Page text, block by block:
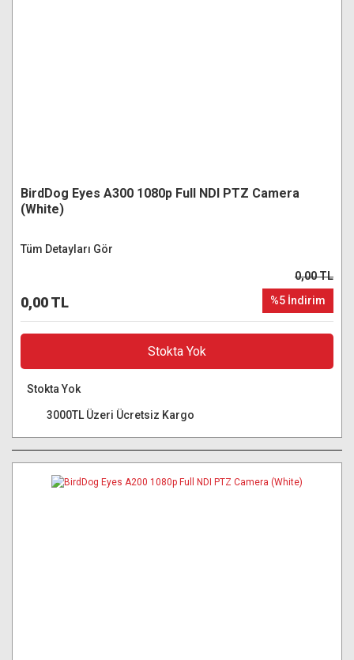
BirdDog Eyes A300 1080p Full NDI PTZ Camera
(White)
Tüm Detayları Gör
0,00 TL
0,00 TL
%5 İndirim
Stokta Yok
Stokta Yok
3000TL Üzeri Ücretsiz Kargo